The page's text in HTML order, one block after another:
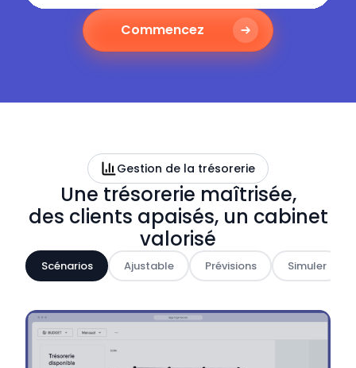
Commencez
Gestion de la trésorerie
Une trésorerie maîtrisée,
des clients apaisés, un cabinet
valorisé
Scénarios Ajustable Prévisions Simuler